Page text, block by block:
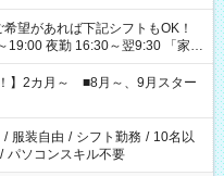
夜勤 16:30～翌9:30 「家族
持って夕飯の準備がしたい」
など、ご希望を教えてください
。 合計で週40時間を超える場
】2カ月～ ■8月～、9月スター
/ 服装自由 / シフト勤務 / 10名以
/ パソコンスキル不要